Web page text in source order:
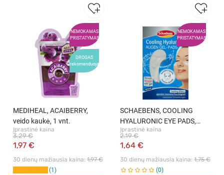
NEMOKAMAS
PRISTATYMAS
DROGAS
rekomenduoja
MEDIHEAL, ACAIBERRY,
veido kaukė, 1 vnt.
Įprastinė kaina
1,97 €
3,29 €
30 dienų mažiausia kaina: 1,97 €
1
NEMOKAMAS
PRISTATYMAS
SCHAEBENS, COOLING
HYALURONIC EYE PADS,
paakių kaukė su hialuronu, 2
vnt.
Įprastinė kaina
1,64 €
2,19 €
30 dienų mažiausia kaina: 1,75 €
0